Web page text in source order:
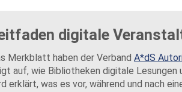
digitale
Merkblatt haben der Verband A*dS
auf, wie Bibliotheken digitale
erklärt, was es vor, während und nach